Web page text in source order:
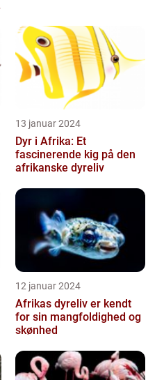
13 januar 2024
Dyr i Afrika: Et
fascinerende kig på den
afrikanske dyreliv
12 januar 2024
Afrikas dyreliv er kendt
for sin mangfoldighed og
skønhed